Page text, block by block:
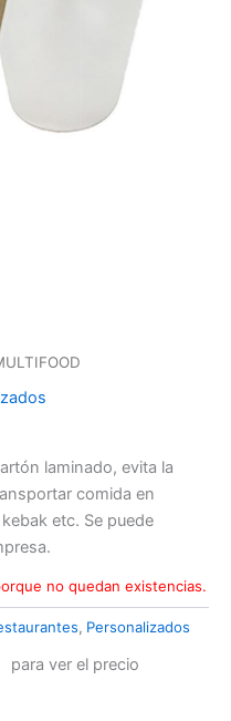
laminado, evita la
comida en
etc. Se puede
no quedan existencias.
, Personalizados
para ver el precio